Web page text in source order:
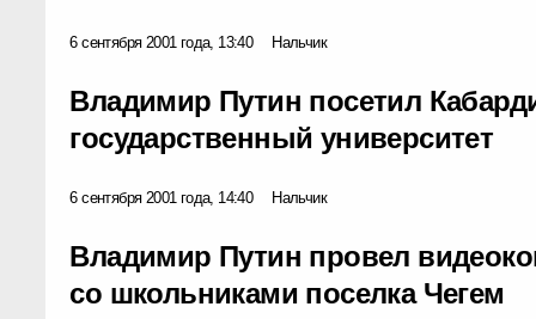
6 сентября 2001 года, 13:40 Нальчик
Владимир Путин посетил
государственный университет
6 сентября 2001 года, 14:40 Нальчик
Владимир Путин провел
со школьниками поселка Чегем